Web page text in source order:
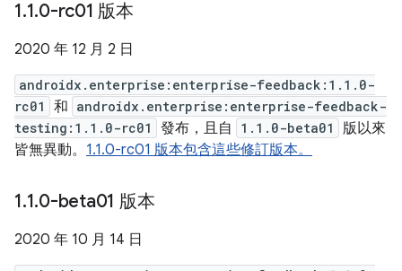
1.1.0-rc01 版本
2020 年 12 月 2 日
androidx.enterprise:enterprise-feedback:1.1.0-
rc01
和 androidx.enterprise:enterprise-feedback-
testing:1.1.0-rc01
發布，且自 1.1.0-beta01
版以來
皆無異動。 1.1.0-rc01 版本包含這些修訂版本。
1.1.0-beta01 版本
2020 年 10 月 14 日